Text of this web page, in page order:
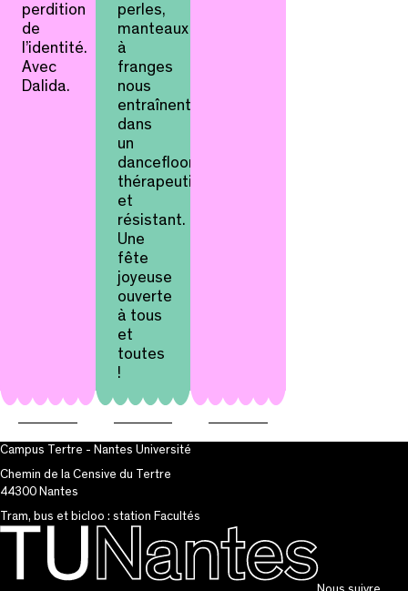
perdition
de
l’identité.
Avec
Dalida.
perles,
manteaux
à
franges
nous
entraînent
dans
un
dancefloor
thérapeutique
et
résistant.
Une
fête
joyeuse
ouverte
à tous
et
toutes
!
Campus Tertre - Nantes Université
Chemin de la Censive du Tertre
44300 Nantes
Tram, bus et bicloo : station Facultés